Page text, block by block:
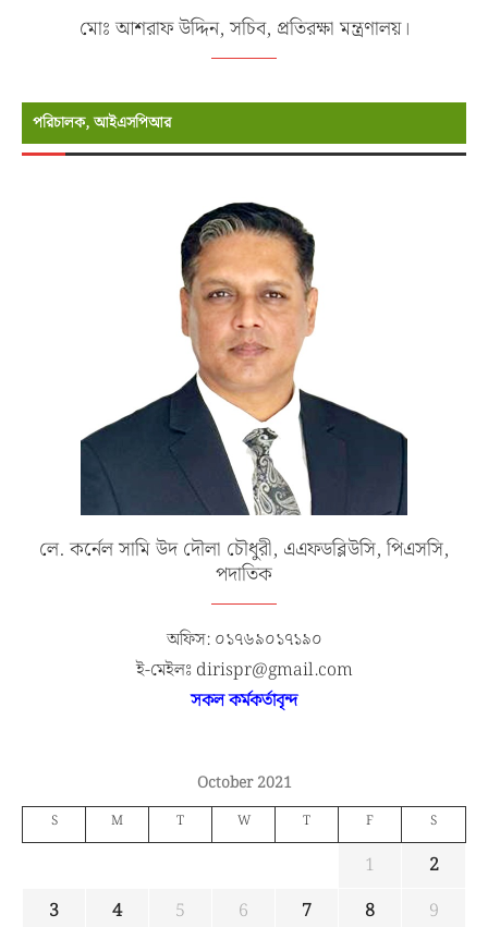
মোঃ আশরাফ উদ্দিন, সচিব, প্রতিরক্ষা মন্ত্রণালয়।
পরিচালক, আইএসপিআর
লে. কর্নেল সামি উদ দৌলা চৌধুরী, এএফডব্লিউসি, পিএসসি,
পদাতিক
অফিস: ০১৭৬৯০১৭১৯০
ই-মেইলঃ dirispr@gmail.com
সকল কর্মকর্তাবৃন্দ
October 2021
S M T W T F S
1
2
3
4 5 6 7 8
9